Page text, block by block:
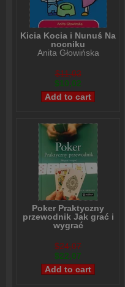
Kicia Kocia i Nunuś Na
nocniku
Anita Głowińska
$11,03
$10,02
Poker Praktyczny
przewodnik Jak grać i
wygrać
$24,07
$22,07